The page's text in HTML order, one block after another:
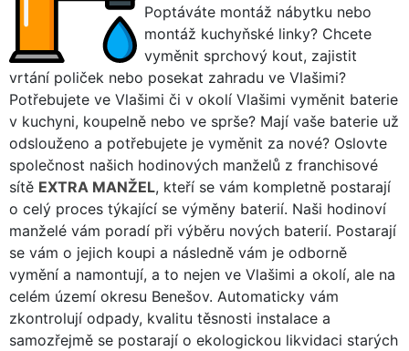
Poptáváte montáž nábytku nebo
montáž kuchyňské linky? Chcete
vyměnit sprchový kout, zajistit
vrtání poliček nebo posekat zahradu ve Vlašimi?
Potřebujete ve Vlašimi či v okolí Vlašimi vyměnit baterie
v kuchyni, koupelně nebo ve sprše? Mají vaše baterie už
odslouženo a potřebujete je vyměnit za nové? Oslovte
společnost našich hodinových manželů z franchisové
sítě EXTRA MANŽEL, kteří se vám kompletně postarají
o celý proces týkající se výměny baterií. Naši hodinoví
manželé vám poradí při výběru nových baterií. Postarají
se vám o jejich koupi a následně vám je odborně
vymění a namontují, a to nejen ve Vlašimi a okolí, ale na
celém území okresu Benešov. Automaticky vám
zkontrolují odpady, kvalitu těsnosti instalace a
samozřejmě se postarají o ekologickou likvidaci starých